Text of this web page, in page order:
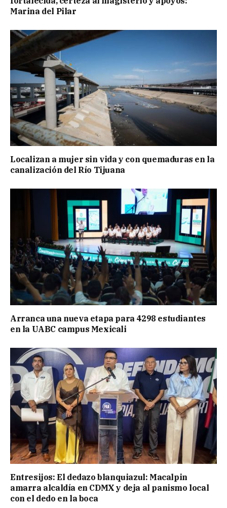
Marina del Pilar
Localizan a mujer sin vida y con quemaduras en la
canalización del Río Tijuana
Arranca una nueva etapa para 4298 estudiantes
en la UABC campus Mexicali
Entresijos: El dedazo blanquiazul: Macalpin
amarra alcaldía en CDMX y deja al panismo local
con el dedo en la boca